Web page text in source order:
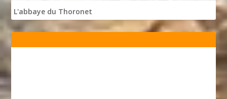
L'abbaye du Thoronet